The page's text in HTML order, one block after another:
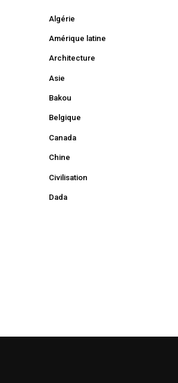
Algérie
Amérique latine
Architecture
Asie
Bakou
Belgique
Canada
Chine
Civilisation
Dada